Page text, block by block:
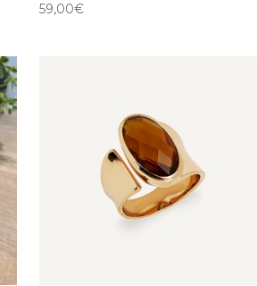
59,00€